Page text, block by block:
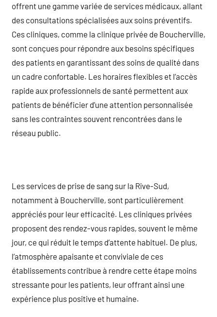
offrent une gamme variée de services médicaux, allant
des consultations spécialisées aux soins préventifs.
Ces cliniques, comme la clinique privée de Boucherville,
sont conçues pour répondre aux besoins spécifiques
des patients en garantissant des soins de qualité dans
un cadre confortable. Les horaires flexibles et l’accès
rapide aux professionnels de santé permettent aux
patients de bénéficier d’une attention personnalisée
sans les contraintes souvent rencontrées dans le
réseau public.
Les services de prise de sang sur la Rive-Sud,
notamment à Boucherville, sont particulièrement
appréciés pour leur efficacité. Les cliniques privées
proposent des rendez-vous rapides, souvent le même
jour, ce qui réduit le temps d’attente habituel. De plus,
l’atmosphère apaisante et conviviale de ces
établissements contribue à rendre cette étape moins
stressante pour les patients, leur offrant ainsi une
expérience plus positive et humaine.